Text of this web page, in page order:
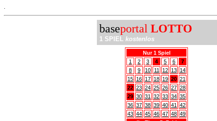
baseportal LOTTO
1 SPIEL kostenlos
Nur 1 Spiel
1
2 3 4 5 6
7
8
9 10 11 12 13 14
15 16 17 18 19 20 21
22 23 24 25 26 27 28
29 30 31 32 33 34 35
36 37 38 39 40 41
42
43 44 45 46 47 48 49